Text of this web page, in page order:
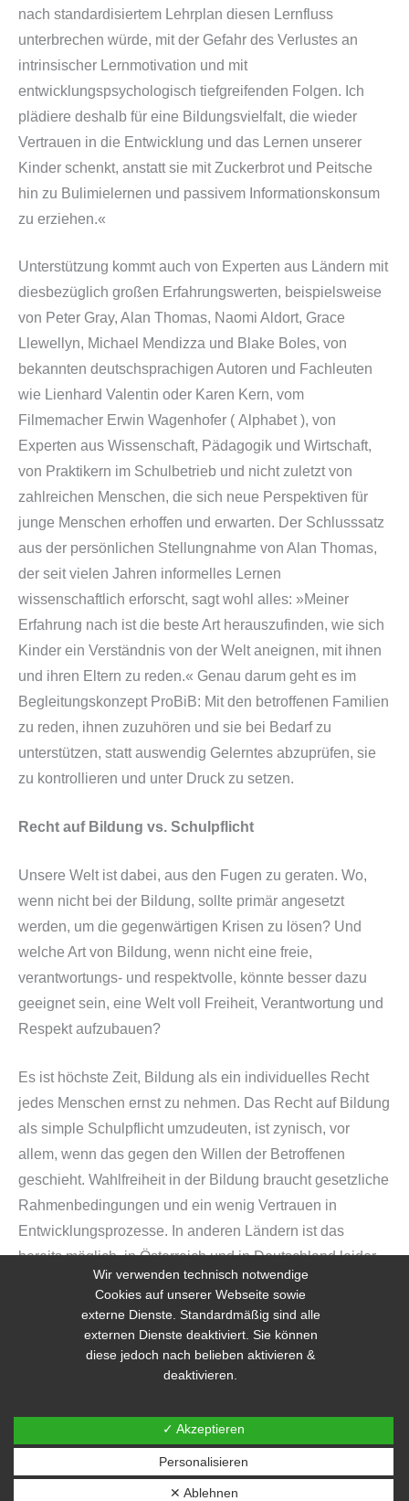
nach standardisiertem Lehrplan diesen Lernfluss
unterbrechen würde, mit der Gefahr des Verlustes an
intrinsischer Lernmotivation und mit
entwicklungspsychologisch tiefgreifenden Folgen. Ich
plädiere deshalb für eine Bildungsvielfalt, die wieder
Vertrauen in die Entwicklung und das Lernen unserer
Kinder schenkt, anstatt sie mit Zuckerbrot und Peitsche
hin zu Bulimielernen und passivem Informationskonsum
zu erziehen.«
Unterstützung kommt auch von Experten aus Ländern mit
diesbezüglich großen Erfahrungswerten, beispielsweise
von Peter Gray, Alan Thomas, Naomi Aldort, Grace
Llewellyn, Michael Mendizza und Blake Boles, von
bekannten deutschsprachigen Autoren und Fachleuten
wie Lienhard Valentin oder Karen Kern, vom
Filmemacher Erwin Wagenhofer ( Alphabet), von
Experten aus Wissenschaft, Pädagogik und Wirtschaft,
von Praktikern im Schulbetrieb und nicht zuletzt von
zahlreichen Menschen, die sich neue Perspektiven für
junge Menschen erhoffen und erwarten. Der Schlusssatz
aus der persönlichen Stellungnahme von Alan Thomas,
der seit vielen Jahren informelles Lernen
wissenschaftlich erforscht, sagt wohl alles: »Meiner
Erfahrung nach ist die beste Art herauszufinden, wie sich
Kinder ein Verständnis von der Welt aneignen, mit ihnen
und ihren Eltern zu reden.« Genau darum geht es im
Begleitungskonzept ProBiB: Mit den betroffenen Familien
zu reden, ihnen zuzuhören und sie bei Bedarf zu
unterstützen, statt auswendig Gelerntes abzuprüfen, sie
zu kontrollieren und unter Druck zu setzen.
Recht auf Bildung vs. Schulpflicht
Unsere Welt ist dabei, aus den Fugen zu geraten. Wo,
wenn nicht bei der Bildung, sollte primär angesetzt
werden, um die gegenwärtigen Krisen zu lösen? Und
welche Art von Bildung, wenn nicht eine freie,
verantwortungs- und respektvolle, könnte besser dazu
geeignet sein, eine Welt voll Freiheit, Verantwortung und
Respekt aufzubauen?
Es ist höchste Zeit, Bildung als ein individuelles Recht
jedes Menschen ernst zu nehmen. Das Recht auf Bildung
als simple Schulpflicht umzudeuten, ist zynisch, vor
allem, wenn das gegen den Willen der Betroffenen
geschieht. Wahlfreiheit in der Bildung braucht gesetzliche
Rahmenbedingungen und ein wenig Vertrauen in
Entwicklungsprozesse. In anderen Ländern ist das
bereits möglich, in Österreich und in Deutschland leider
noch nicht. Ändern wir das!
Harald Krisa
Artikel samt Quellenverzeichnis auf Unerzogen
←Vorheriger Beitrag Nächster Beitrag→
Wir verwenden technisch notwendige
Cookies auf unserer Webseite sowie
externe Dienste. Standardmäßig sind alle
externen Dienste deaktiviert. Sie können
diese jedoch nach belieben aktivieren &
deaktivieren.
✓ Akzeptieren
Personalisieren
✕ Ablehnen